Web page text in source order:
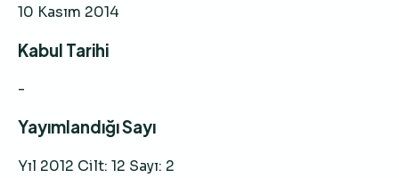
10 Kasım 2014
Kabul Tarihi
-
Yayımlandığı Sayı
Yıl 2012 Cilt: 12 Sayı: 2